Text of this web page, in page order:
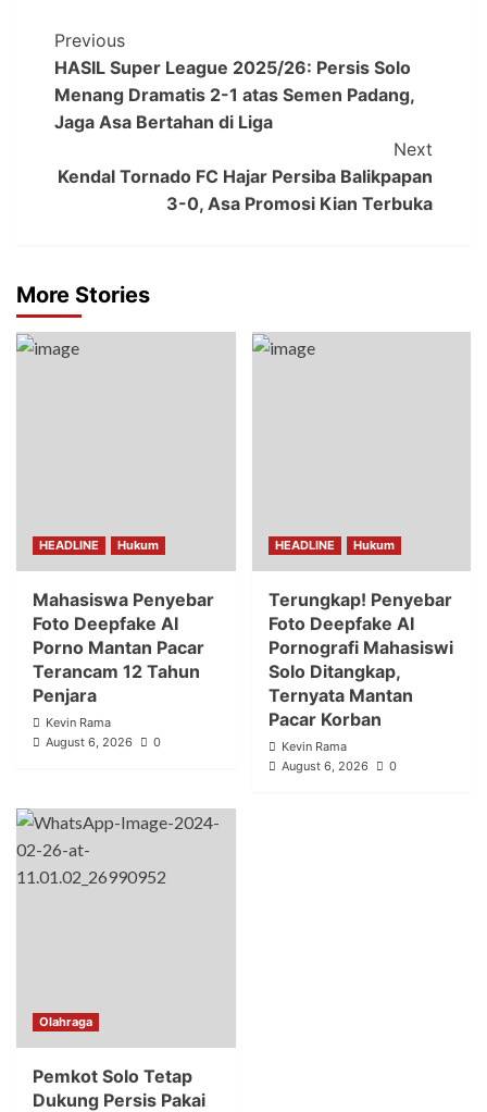
Previous
HASIL Super League 2025/26: Persis Solo
Menang Dramatis 2-1 atas Semen Padang,
Jaga Asa Bertahan di Liga
Next
Kendal Tornado FC Hajar Persiba Balikpapan
3-0, Asa Promosi Kian Terbuka
More Stories
HEADLINE Hukum
Mahasiswa Penyebar
Foto Deepfake AI
Porno Mantan Pacar
Terancam 12 Tahun
Penjara
Kevin Rama
August 6, 2026
0
HEADLINE Hukum
Terungkap! Penyebar
Foto Deepfake AI
Pornografi Mahasiswi
Solo Ditangkap,
Ternyata Mantan
Pacar Korban
Kevin Rama
August 6, 2026
0
Olahraga
Pemkot Solo Tetap
Dukung Persis Pakai